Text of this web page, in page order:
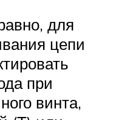
для
цепи
при
винта,